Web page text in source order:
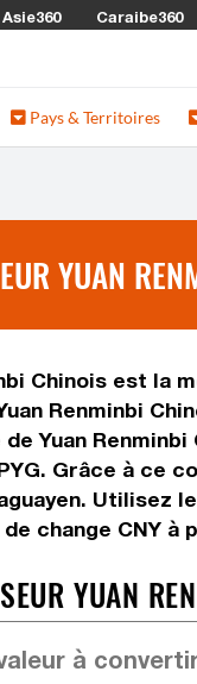
Asie360 Caraibe360
Pays & Territoires
YUAN
Chinois est la
Renminbi
Yuan
Grâce à ce
Utilisez
de change CNY
YUAN